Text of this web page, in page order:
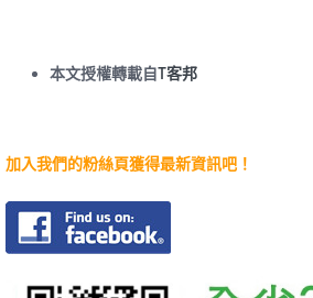
本文授權轉載自T客邦
加入我們的粉絲頁獲得最新資訊吧！